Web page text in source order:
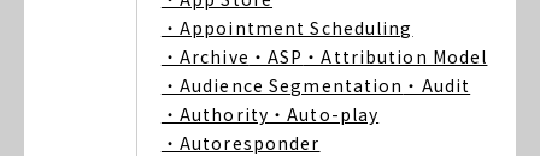
・Appointment Scheduling
・Archive ・ASP ・Attribution Model
・Audience Segmentation ・Audit
・Authority ・Auto-play
・Autoresponder